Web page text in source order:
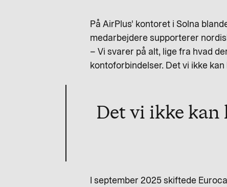
På AirPlus' kontoret i Solna
medarbejdere supporterer
– Vi svarer på alt, lige fra hvad
kontoforbindelser. Det vi ikke
Det vi ikke kan
I september 2025 skiftede